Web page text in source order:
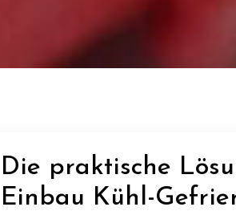
Die praktische
Einbau Kühl-